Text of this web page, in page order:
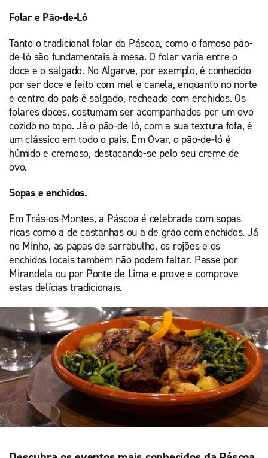
Folar e Pão-de-Ló
Tanto o tradicional folar da Páscoa, como o famoso pão-
de-ló são fundamentais à mesa. O folar varia entre o
doce e o salgado. No Algarve, por exemplo, é conhecido
por ser doce e feito com mel e canela, enquanto no norte
e centro do país é salgado, recheado com enchidos. Os
folares doces, costumam ser acompanhados por um ovo
cozido no topo. Já o pão-de-ló, com a sua textura fofa, é
um clássico em todo o país. Em Ovar, o pão-de-ló é
húmido e cremoso, destacando-se pelo seu creme de
ovo.
Sopas e enchidos.
Em Trás-os-Montes, a Páscoa é celebrada com sopas
ricas como a de castanhas ou a de grão com enchidos. Já
no Minho, as papas de sarrabulho, os rojões e os
enchidos locais também não podem faltar. Passe por
Mirandela ou por Ponte de Lima e prove e comprove
estas delícias tradicionais.